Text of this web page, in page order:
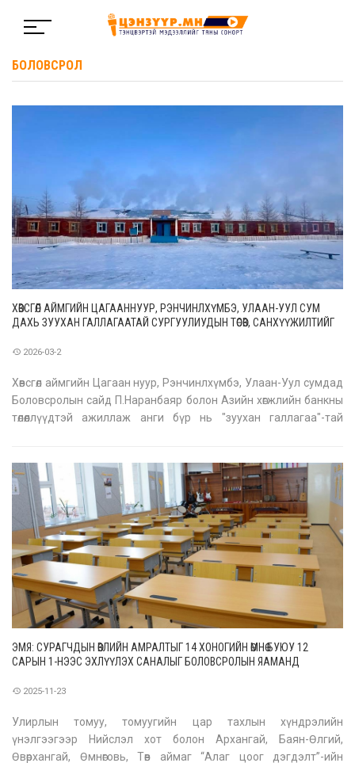
БОЛОВСРОЛ
ХӨВСГӨЛ АЙМГИЙН ЦАГААННУУР, РЭНЧИНЛХҮМБЭ, УЛААН-УУЛ СУМ
ДАХЬ ЗУУХАН ГАЛЛАГААТАЙ СУРГУУЛИУДЫН ТӨСӨВ, САНХҮҮЖИЛТИЙГ
2026-03-2
Хөвсгөл аймгийн Цагаан нуур, Рэнчинлхүмбэ, Улаан-Уул сумдад
Боловсролын сайд П.Наранбаяр болон Азийн хөгжлийн банкны
төлөөллүүдтэй ажиллаж анги бүр нь "зуухан галлагаа"-тай
суудалтай ши
ЭМЯ: СУРАГЧДЫН ӨВЛИЙН АМРАЛТЫГ 14 ХОНОГИЙН ӨМНӨ БУЮУ 12
САРЫН 1-НЭЭС ЭХЛҮҮЛЭХ САНАЛЫГ БОЛОВСРОЛЫН ЯАМАНД
2025-11-23
Улирлын томуу, томуугийн цар тахлын хүндрэлийн
үнэлгээгээр Нийслэл хот болон Архангай, Баян-Өлгий,
Өвөрхангай, Өмнөговь, Төв аймаг “Алаг цоог дэгдэлт”-ийн